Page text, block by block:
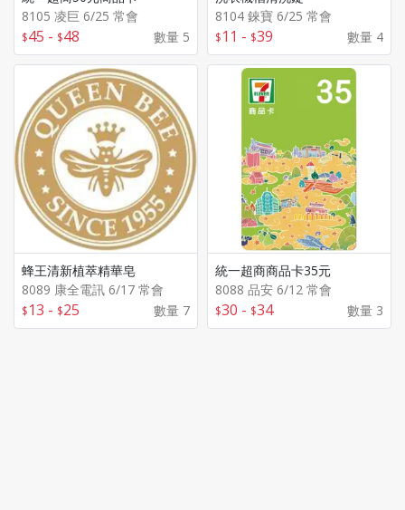
8105 凌巨 6/25 常會
45 - 48 數量 5
8104 錸寶 6/25 常會
11 - 39 數量 4
蜂王清新植萃精華皂
8089 康全電訊 6/17 常會
13 - 25 數量 7
統一超商商品卡35元
8088 品安 6/12 常會
30 - 34 數量 3